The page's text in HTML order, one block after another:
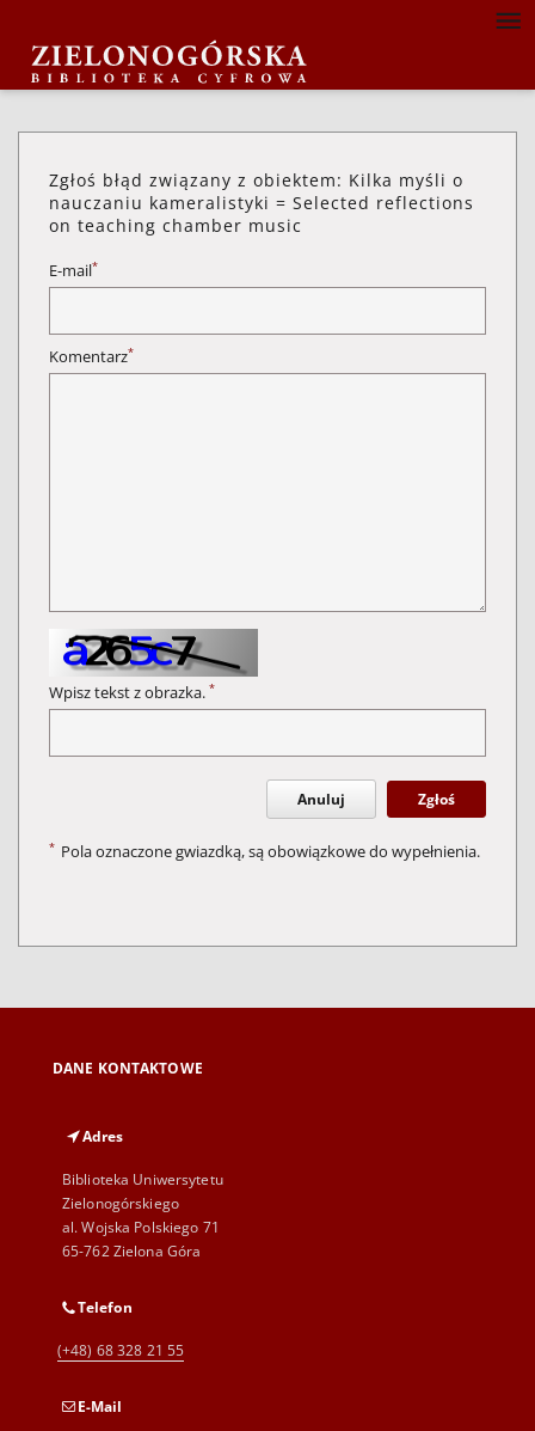
Zgłoś błąd związany z obiektem: Kilka myśli o
nauczaniu kameralistyki = Selected reflections
on teaching chamber music
E-mail*
Komentarz*
Wpisz tekst z obrazka. *
Anuluj Zgłoś
* Pola oznaczone gwiazdką, są obowiązkowe do wypełnienia.
DANE KONTAKTOWE
Adres
Biblioteka Uniwersytetu
Zielonogórskiego
al. Wojska Polskiego 71
65-762 Zielona Góra
Telefon
(+48) 68 328 21 55
E-Mail